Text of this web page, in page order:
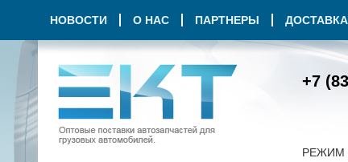
НОВОСТИ О НАС ПАРТНЕРЫ ДОСТАВКА
+7
РЕЖИМ